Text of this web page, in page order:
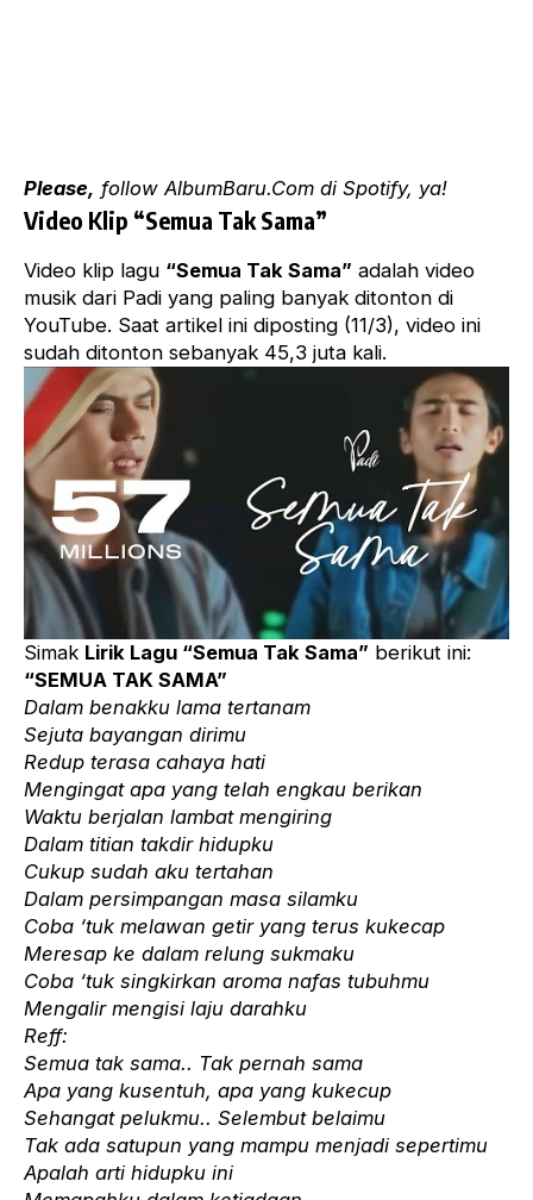
Please, follow AlbumBaru.Com di Spotify, ya!
Video Klip “Semua Tak Sama”
Video klip lagu “Semua Tak Sama” adalah video
musik dari Padi yang paling banyak ditonton di
YouTube. Saat artikel ini diposting (11/3), video ini
sudah ditonton sebanyak 45,3 juta kali.
Simak Lirik Lagu “Semua Tak Sama” berikut ini:
“SEMUA TAK SAMA”
Dalam benakku lama tertanam
Sejuta bayangan dirimu
Redup terasa cahaya hati
Mengingat apa yang telah engkau berikan
Waktu berjalan lambat mengiring
Dalam titian takdir hidupku
Cukup sudah aku tertahan
Dalam persimpangan masa silamku
Coba ‘tuk melawan getir yang terus kukecap
Meresap ke dalam relung sukmaku
Coba ‘tuk singkirkan aroma nafas tubuhmu
Mengalir mengisi laju darahku
Reff:
Semua tak sama.. Tak pernah sama
Apa yang kusentuh, apa yang kukecup
Sehangat pelukmu.. Selembut belaimu
Tak ada satupun yang mampu menjadi sepertimu
Apalah arti hidupku ini